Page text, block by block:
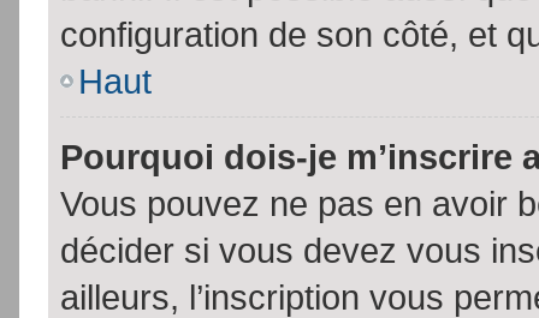
configuration de son côté, et
Haut
Pourquoi dois-je m’inscrire
Vous pouvez ne pas en avoir
décider si vous devez vous
ailleurs, l’inscription vous